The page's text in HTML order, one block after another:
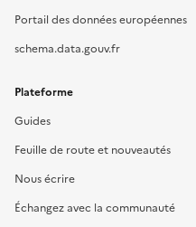
Portail des données européennes
schema.data.gouv.fr
Plateforme
Guides
Feuille de route et nouveautés
Nous écrire
Échangez avec la communauté